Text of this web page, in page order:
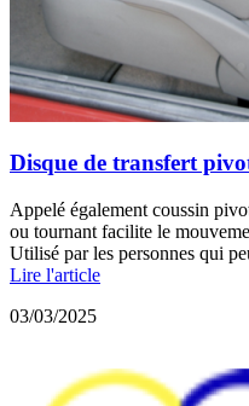
Disque de transfert
Appelé également coussin
ou tournant facilite le
Utilisé par les personnes qui
Lire l'article
03/03/2025